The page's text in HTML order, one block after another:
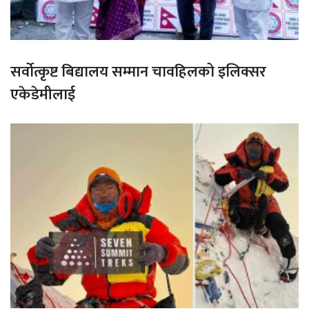
सर्वोत्कृष्ट बिद्यालय सम्मान चावहिलको इलिक्सर
एकेडेमीलाई